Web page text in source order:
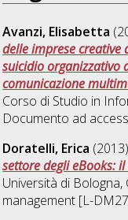
Avanzi, Elisabetta
delle imprese creative
suicidio organizzativo
comunicazione
Corso di Studio in
Documento ad
Doratelli, Erica
settore degli eBooks:
Università di Bologna,
management [L-